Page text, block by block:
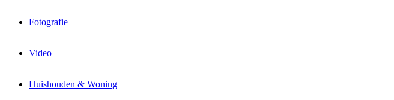
Fotografie
Video
Huishouden & Woning